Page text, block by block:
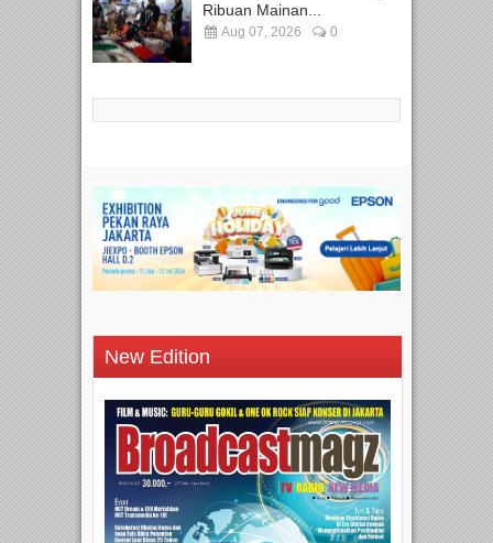
Ribuan Mainan...
Aug 07, 2026 0
New Edition